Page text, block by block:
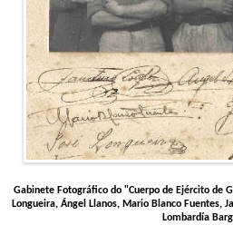
Gabinete Fotográfico do "Cuerpo de Ejército de
Longueira, Ángel Llanos, Mario Blanco Fuentes,
Lombardía